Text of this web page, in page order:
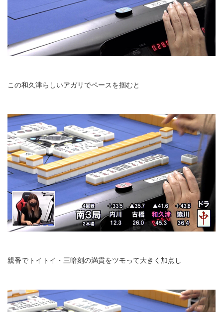
この和久津らしいアガリでペースを掴むと
親番でトイトイ・三暗刻の満貫をツモって大きく加点し